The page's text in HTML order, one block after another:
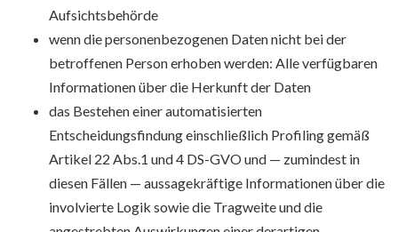
Aufsichtsbehörde
wenn die personenbezogenen Daten nicht bei der
betroffenen Person erhoben werden: Alle verfügbaren
Informationen über die Herkunft der Daten
das Bestehen einer automatisierten
Entscheidungsfindung einschließlich Profiling gemäß
Artikel 22 Abs.1 und 4 DS-GVO und — zumindest in
diesen Fällen — aussagekräftige Informationen über die
involvierte Logik sowie die Tragweite und die